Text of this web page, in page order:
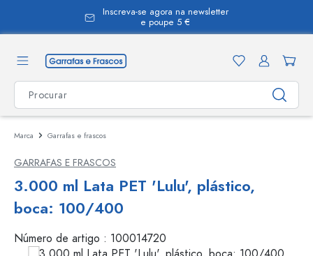
Inscreva-se agora na newsletter
e poupe 5 €
Marca Garrafas e frascos
GARRAFAS E FRASCOS
3.000 ml Lata PET 'Lulu', plástico,
boca: 100/400
Número de artigo : 100014720